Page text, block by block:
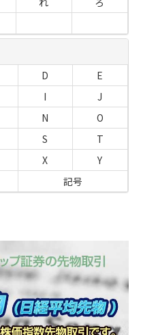
D
E
I
J
N
O
S
T
X
Y
記号